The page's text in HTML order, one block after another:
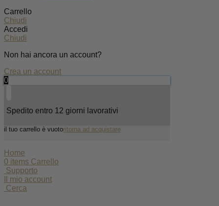
Carrello
Chiudi
Accedi
Chiudi
Non hai ancora un account?
Crea un account
0
Spedito entro 12 giorni lavorativi
il tuo carrello è vuotoritorna ad acquistare
Home
0 items Carrello
Supporto
Il mio account
Cerca